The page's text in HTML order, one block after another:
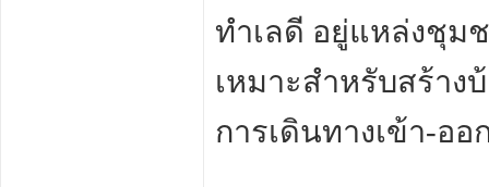
ทำเลดี อยู่แหล่งชุม
เหมาะสำหรับสร้าง
การเดินทางเข้า-อ